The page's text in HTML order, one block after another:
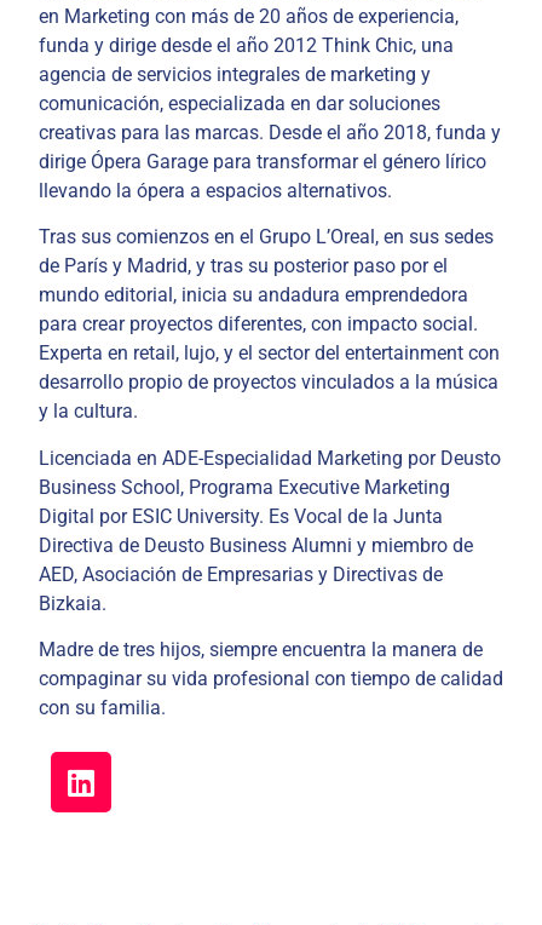
en Marketing con más de 20 años de experiencia,
funda y dirige desde el año 2012 Think Chic, una
agencia de servicios integrales de marketing y
comunicación, especializada en dar soluciones
creativas para las marcas. Desde el año 2018, funda y
dirige Ópera Garage para transformar el género lírico
llevando la ópera a espacios alternativos.
Tras sus comienzos en el Grupo L’Oreal, en sus sedes
de París y Madrid, y tras su posterior paso por el
mundo editorial, inicia su andadura emprendedora
para crear proyectos diferentes, con impacto social.
Experta en retail, lujo, y el sector del entertainment con
desarrollo propio de proyectos vinculados a la música
y la cultura.
Licenciada en ADE-Especialidad Marketing por Deusto
Business School, Programa Executive Marketing
Digital por ESIC University. Es Vocal de la Junta
Directiva de Deusto Business Alumni y miembro de
AED, Asociación de Empresarias y Directivas de
Bizkaia.
Madre de tres hijos, siempre encuentra la manera de
compaginar su vida profesional con tiempo de calidad
con su familia.